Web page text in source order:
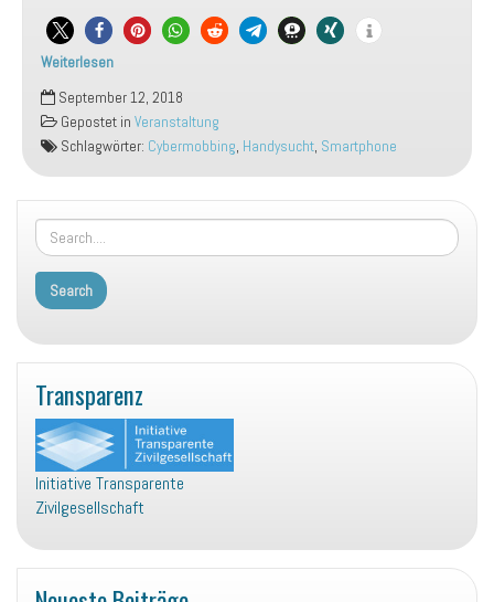
Weiterlesen
Handy:
Segen
oder
Fluch?
Vortrag
mit
Peter
Sommerhalter
September 12, 2018
Gepostet in Veranstaltung
Schlagwörter: Cybermobbing, Handysucht, Smartphone
Transparenz
Initiative Transparente
Zivilgesellschaft